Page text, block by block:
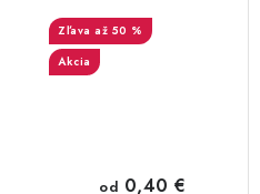
až 50 %
Akcia
od 0,40 €